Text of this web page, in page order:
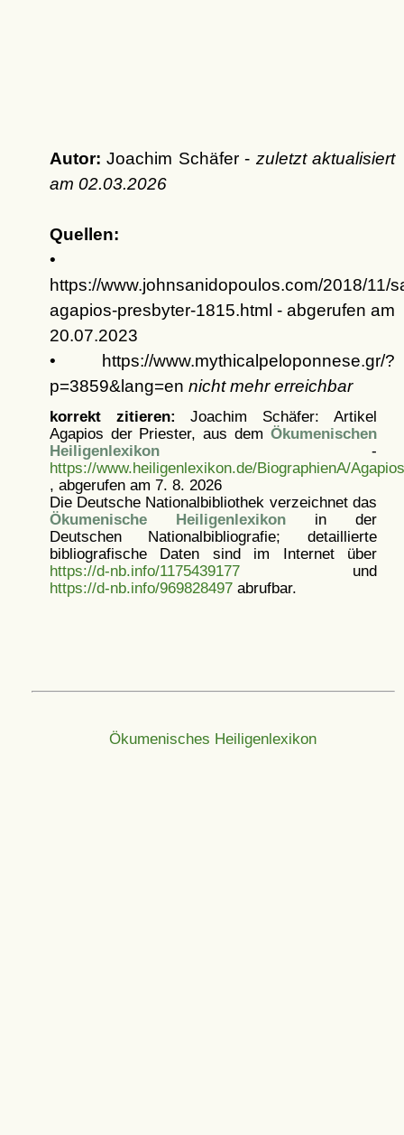
Autor: Joachim Schäfer - zuletzt aktualisiert
am 02.03.2026
Quellen:
•
https://www.johnsanidopoulos.com/2018/11/
agapios-presbyter-1815.html - abgerufen am
20.07.2023
• https://www.mythicalpeloponnese.gr/?
p=3859&lang=en nicht mehr erreichbar
korrekt zitieren: Joachim Schäfer: Artikel
Agapios der Priester, aus dem Ökumenischen
Heiligenlexikon-
https://www.heiligenlexikon.de/BiographienA/
, abgerufen am 7. 8. 2026
Die Deutsche Nationalbibliothek verzeichnet das
Ökumenische Heiligenlexikonin der
Deutschen Nationalbibliografie; detaillierte
bibliografische Daten sind im Internet über
https://d-nb.info/1175439177und
https://d-nb.info/969828497abrufbar.
Ökumenisches Heiligenlexikon